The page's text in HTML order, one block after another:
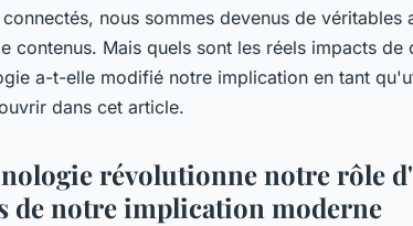
nous sommes devenus de véritables
contenus. Mais quels sont les réels impacts
a-t-elle modifié notre implication en tant
dans cet article.
révolutionne notre rôle
de notre implication moderne